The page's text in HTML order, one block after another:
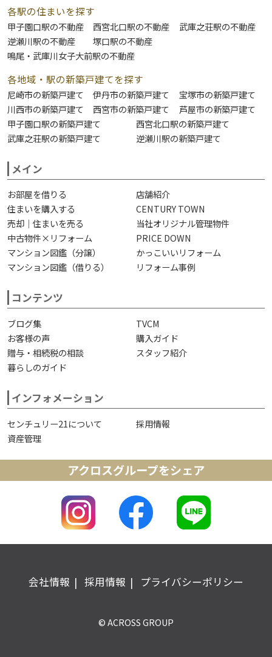
各駅の住まいを探す
甲子園口駅の不動産 西宮北口駅の不動産
武庫之荘駅の不動産
逆瀬川駅の不動産
塚口駅の不動産
鳴尾・武庫川女子大前駅の不動産
各地域・駅の新築戸建てを探す
尼崎市の新築戸建て 伊丹市の新築戸建て
宝塚市の新築戸建て
川西市の新築戸建て
西宮市の新築戸建て
芦屋市の新築戸建て
甲子園口駅の新築戸建て
西宮北口駅の新築戸建て
武庫之荘駅の新築戸建て
逆瀬川駅の新築戸建て
メイン
お部屋を借りる
店舗紹介
住まいを購入する
CENTURY TOWN
売却｜住まいを売る
当社オリジナル管理物件
中古物件×リフォーム
PRICE DOWN
マンション図鑑（分譲）
かっこいいリフォーム
マンション図鑑（借りる）
リフォーム事例
コンテンツ
ブログ集
TVCM
お客様の声
購入ガイド
贈与・相続税の相談
スタッフ紹介
暮らしのガイド
インフォメーション
センチュリー21について
採用情報
資産管理
アクロスグループをシェア
会社情報 採用情報 プライバシーポリシー
© ACROSS GROUP